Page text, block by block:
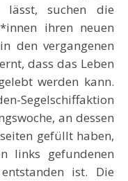
lässt, suchen die
ihren neuen
den vergangenen
dass das Leben
werden kann.
Segelschiffaktion
an dessen
gefüllt haben,
links gefundenen
ist. Die